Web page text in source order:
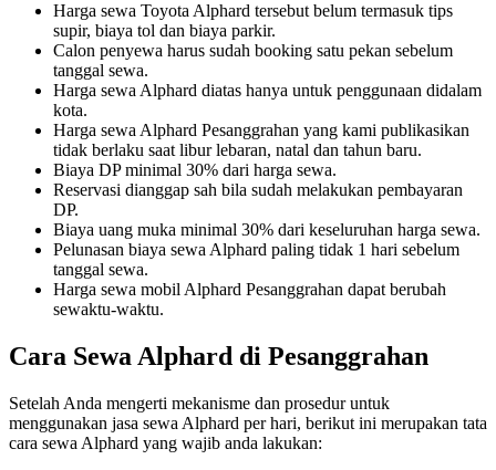
Harga sewa Toyota Alphard tersebut belum termasuk tips
supir, biaya tol dan biaya parkir.
Calon penyewa harus sudah booking satu pekan sebelum
tanggal sewa.
Harga sewa Alphard diatas hanya untuk penggunaan didalam
kota.
Harga sewa Alphard Pesanggrahan yang kami publikasikan
tidak berlaku saat libur lebaran, natal dan tahun baru.
Biaya DP minimal 30% dari harga sewa.
Reservasi dianggap sah bila sudah melakukan pembayaran
DP.
Biaya uang muka minimal 30% dari keseluruhan harga sewa.
Pelunasan biaya sewa Alphard paling tidak 1 hari sebelum
tanggal sewa.
Harga sewa mobil Alphard Pesanggrahan dapat berubah
sewaktu-waktu.
Cara Sewa Alphard di Pesanggrahan
Setelah Anda mengerti mekanisme dan prosedur untuk
menggunakan jasa sewa Alphard per hari, berikut ini merupakan tata
cara sewa Alphard yang wajib anda lakukan: